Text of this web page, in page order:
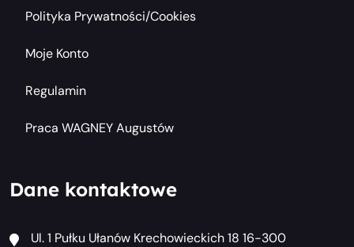
Polityka Prywatności/cookies
Moje Konto
Regulamin
Praca WAGNEY Augustów
Dane kontaktowe
Ul. 1 Pułku Ułanów Krechowieckich 18 16-300